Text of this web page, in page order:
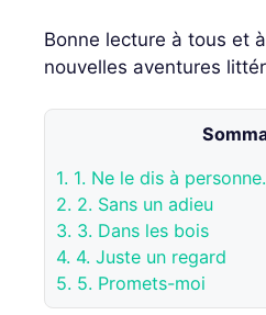
Bonne lecture à tous et
nouvelles aventures
1. 1. Ne le dis à
2. 2. Sans un adieu
3. 3. Dans les bois
4. 4. Juste un regard
5. 5. Promets-moi